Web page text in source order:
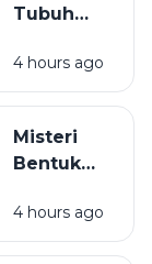
Tubuh
Ringan
Setelah
4 hours ago
Misteri
Bentuk
Kendaraan
yang
4 hours ago